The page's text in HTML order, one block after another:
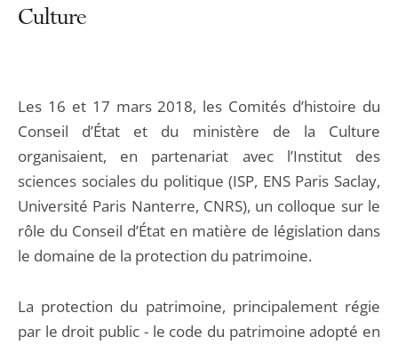
Culture
Les 16 et 17 mars 2018, les Comités d’histoire du
Conseil d’État et du ministère de la Culture
organisaient, en partenariat avec l’Institut des
sciences sociales du politique (ISP, ENS Paris Saclay,
Université Paris Nanterre, CNRS), un colloque sur le
rôle du Conseil d’État en matière de législation dans
le domaine de la protection du patrimoine.
La protection du patrimoine, principalement régie
par le droit public - le code du patrimoine adopté en